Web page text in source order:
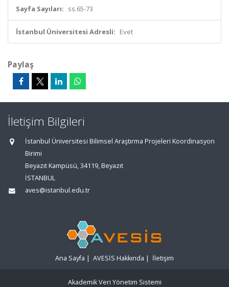
Sayfa Sayıları: ss.65-73
İstanbul Üniversitesi Adresli: Evet
Paylaş
İletişim Bilgileri
İstanbul Üniversitesi Bilimsel Araştırma Projeleri Koordinasyon
Birimi
Beyazıt Kampüsü, 34119, Beyazıt
İSTANBUL
aves@istanbul.edu.tr
Ana Sayfa | AVESİS Hakkında | İletişim
Akademik Veri Yönetim Sistemi